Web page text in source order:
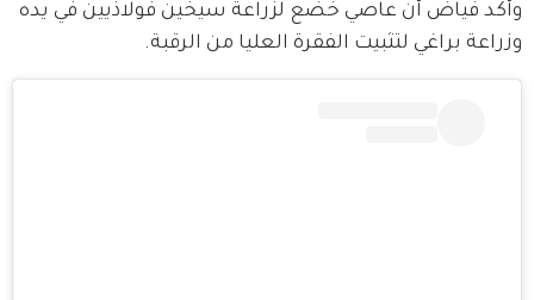
وأكد فياض أن عاصي خضع لزراعة سيخين فولاذيين في يده
وزراعة براغي لتثبيت الفقرة العليا من الرقبة.